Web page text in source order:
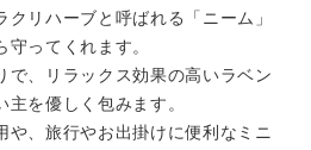
リハーブと呼ばれる「ニーム」
ってくれます。
で、リラックス効果の高いラベン
を優しく包みます。
、旅行やお出掛けに便利なミニ